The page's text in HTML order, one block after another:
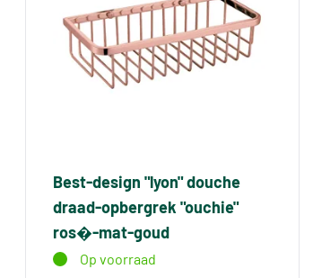
Best-design "lyon" douche
draad-opbergrek "ouchie"
ros�-mat-goud
Op voorraad